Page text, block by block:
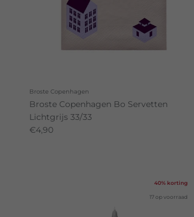
Broste Copenhagen
Broste Copenhagen Bo Servetten
Lichtgrijs 33/33
€4,90
40% korting
17 op voorraad